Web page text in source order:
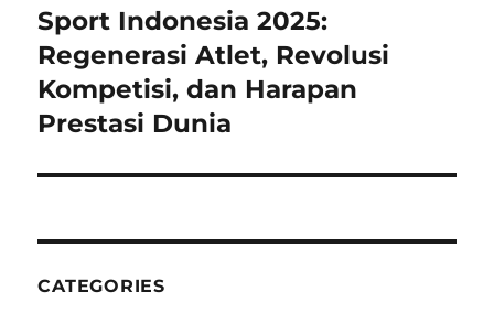
Next
post:
Sport Indonesia 2025:
Regenerasi Atlet, Revolusi
Kompetisi, dan Harapan
Prestasi Dunia
CATEGORIES